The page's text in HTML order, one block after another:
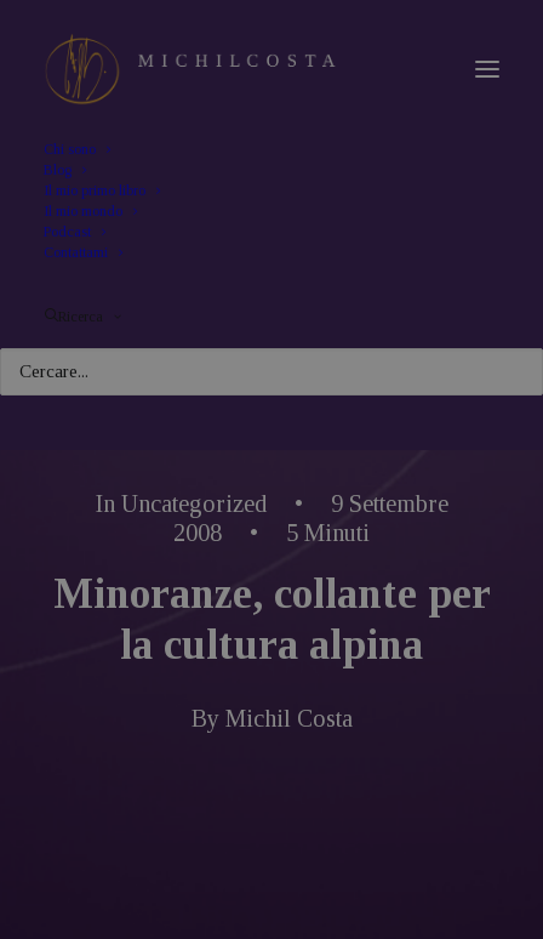
Chi sono
Blog
Il mio primo libro
Il mio mondo
Podcast
Contattami
Ricerca
In Uncategorized •
9 Settembre
2008
• 5 Minuti
Minoranze, collante per
la cultura alpina
By Michil Costa